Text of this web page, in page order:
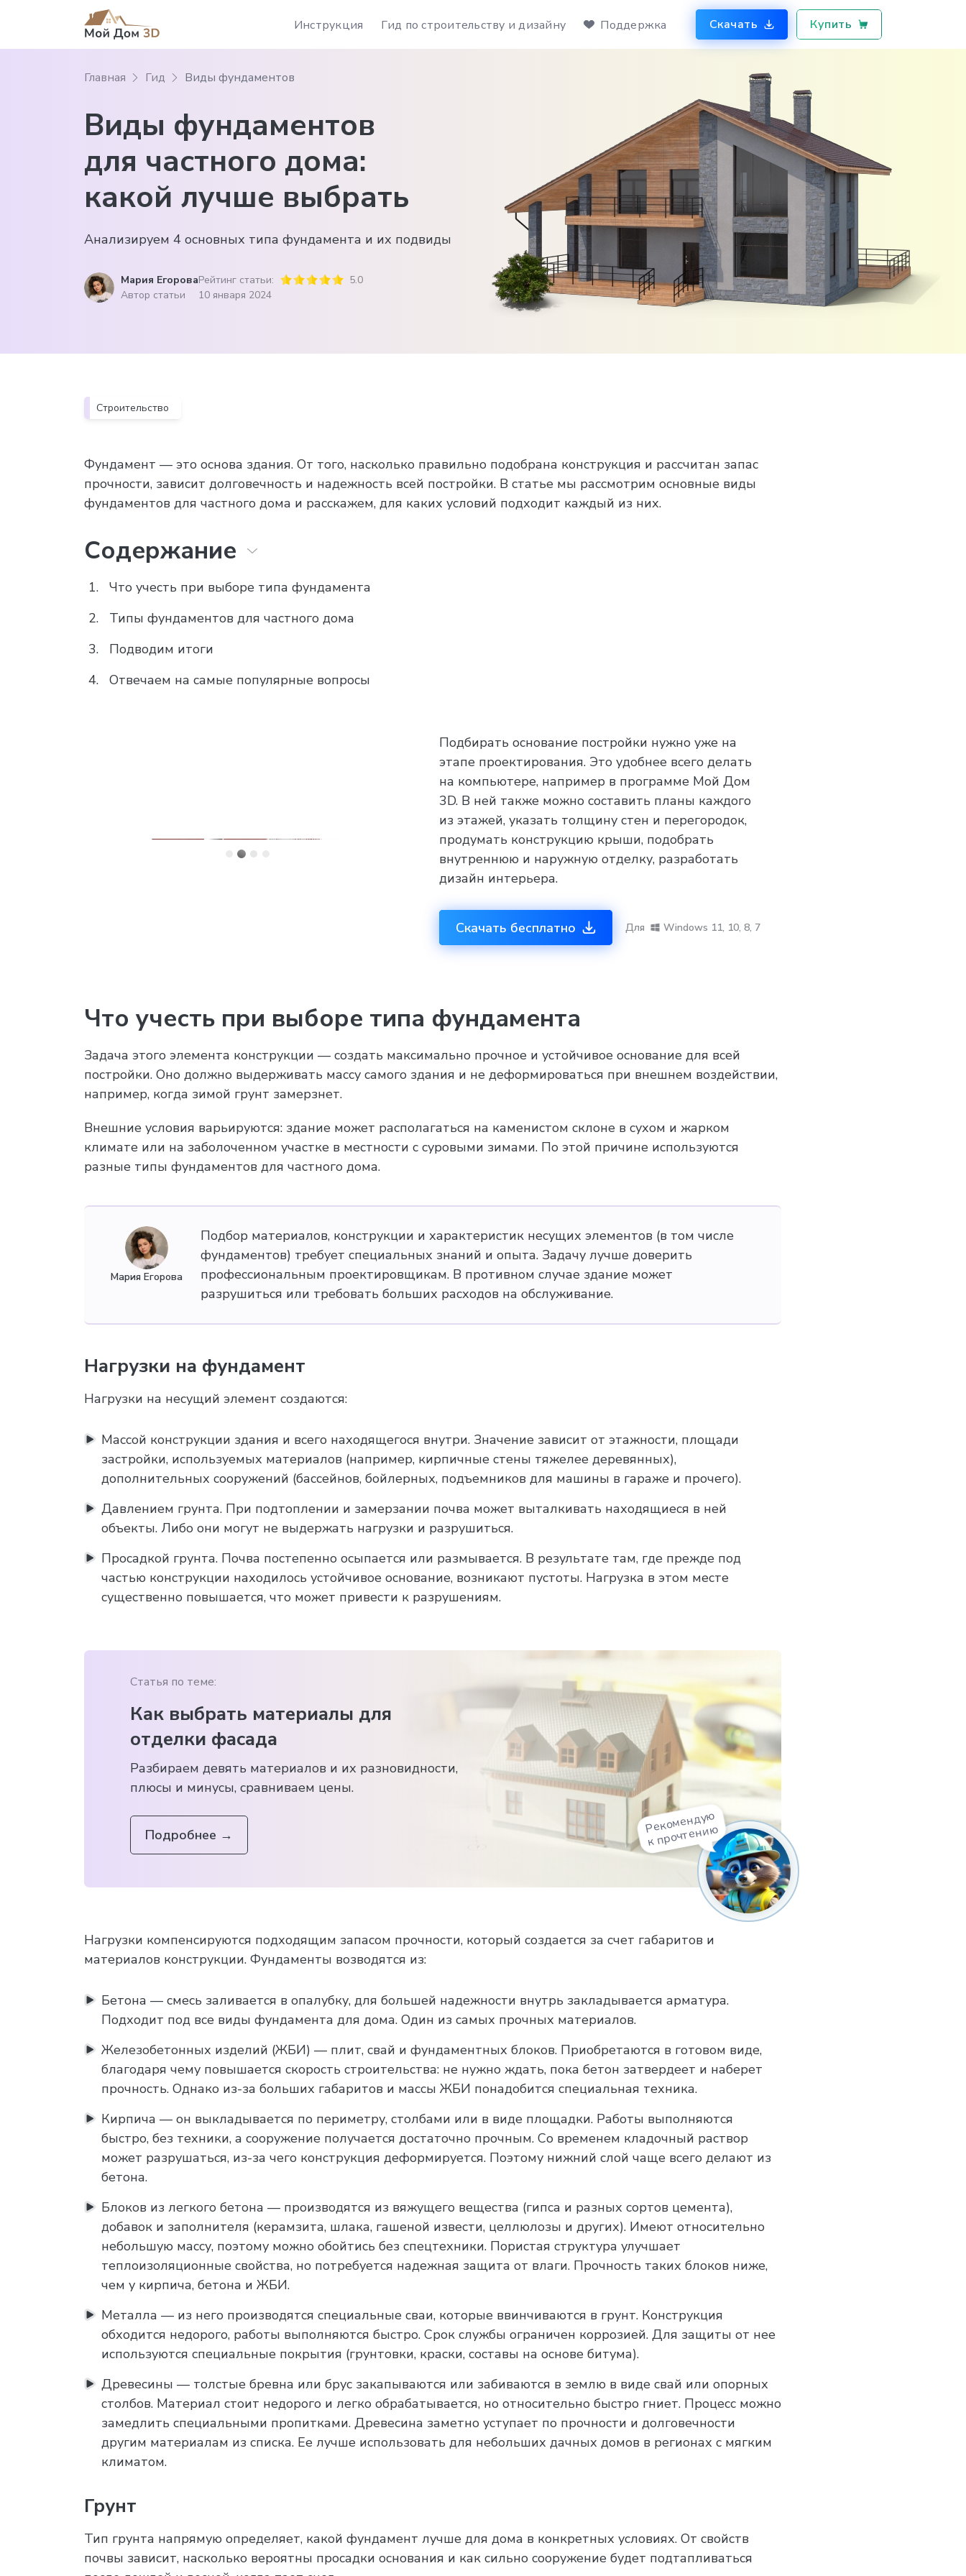
Инструкция Гид по строительству и дизайну Поддержка Скачать Купить
Главная Гид Виды фундаментов
Виды фундаментов
для частного дома:
какой лучше выбрать
Анализируем 4 основных типа фундамента и их подвиды
Мария Егорова
Автор статьи
Рейтинг статьи:
5.0
10 января 2024
Строительство
Фундамент — это основа здания. От того, насколько правильно подобрана конструкция и рассчитан запас
прочности, зависит долговечность и надежность всей постройки. В статье мы рассмотрим основные виды
фундаментов для частного дома и расскажем, для каких условий подходит каждый из них.
Содержание
Что учесть при выборе типа фундамента
Типы фундаментов для частного дома
Подводим итоги
Отвечаем на самые популярные вопросы
Подбирать основание постройки нужно уже на
этапе проектирования. Это удобнее всего делать
на компьютере, например в программе Мой Дом
3D. В ней также можно составить планы каждого
из этажей, указать толщину стен и перегородок,
продумать конструкцию крыши, подобрать
внутреннюю и наружную отделку, разработать
дизайн интерьера.
Скачать бесплатно Для Windows 11, 10, 8, 7
Что учесть при выборе типа фундамента
Задача этого элемента конструкции — создать максимально прочное и устойчивое основание для всей
постройки. Оно должно выдерживать массу самого здания и не деформироваться при внешнем воздействии,
например, когда зимой грунт замерзнет.
Внешние условия варьируются: здание может располагаться на каменистом склоне в сухом и жарком
климате или на заболоченном участке в местности с суровыми зимами. По этой причине используются
разные типы фундаментов для частного дома.
Мария Егорова
Подбор материалов, конструкции и характеристик несущих элементов (в том числе
фундаментов) требует специальных знаний и опыта. Задачу лучше доверить
профессиональным проектировщикам. В противном случае здание может
разрушиться или требовать больших расходов на обслуживание.
Нагрузки на фундамент
Нагрузки на несущий элемент создаются:
Массой конструкции здания и всего находящегося внутри. Значение зависит от этажности, площади
застройки, используемых материалов (например, кирпичные стены тяжелее деревянных),
дополнительных сооружений (бассейнов, бойлерных, подъемников для машины в гараже и прочего).
Давлением грунта. При подтоплении и замерзании почва может выталкивать находящиеся в ней
объекты. Либо они могут не выдержать нагрузки и разрушиться.
Просадкой грунта. Почва постепенно осыпается или размывается. В результате там, где прежде под
частью конструкции находилось устойчивое основание, возникают пустоты. Нагрузка в этом месте
существенно повышается, что может привести к разрушениям.
Статья по теме:
Как выбрать материалы для
отделки фасада
Разбираем девять материалов и их разновидности,
плюсы и минусы, сравниваем цены.
Подробнее → Рекомендую
к прочтению
Нагрузки компенсируются подходящим запасом прочности, который создается за счет габаритов и
материалов конструкции. Фундаменты возводятся из:
Бетона — смесь заливается в опалубку, для большей надежности внутрь закладывается арматура.
Подходит под все виды фундамента для дома. Один из самых прочных материалов.
Железобетонных изделий (ЖБИ) — плит, свай и фундаментных блоков. Приобретаются в готовом виде,
благодаря чему повышается скорость строительства: не нужно ждать, пока бетон затвердеет и наберет
прочность. Однако из-за больших габаритов и массы ЖБИ понадобится специальная техника.
Кирпича — он выкладывается по периметру, столбами или в виде площадки. Работы выполняются
быстро, без техники, а сооружение получается достаточно прочным. Со временем кладочный раствор
может разрушаться, из-за чего конструкция деформируется. Поэтому нижний слой чаще всего делают из
бетона.
Блоков из легкого бетона — производятся из вяжущего вещества (гипса и разных сортов цемента),
добавок и заполнителя (керамзита, шлака, гашеной извести, целлюлозы и других). Имеют относительно
небольшую массу, поэтому можно обойтись без спецтехники. Пористая структура улучшает
теплоизоляционные свойства, но потребуется надежная защита от влаги. Прочность таких блоков ниже,
чем у кирпича, бетона и ЖБИ.
Металла — из него производятся специальные сваи, которые ввинчиваются в грунт. Конструкция
обходится недорого, работы выполняются быстро. Срок службы ограничен коррозией. Для защиты от нее
используются специальные покрытия (грунтовки, краски, составы на основе битума).
Древесины — толстые бревна или брус закапываются или забиваются в землю в виде свай или опорных
столбов. Материал стоит недорого и легко обрабатывается, но относительно быстро гниет. Процесс можно
замедлить специальными пропитками. Древесина заметно уступает по прочности и долговечности
другим материалам из списка. Ее лучше использовать для небольших дачных домов в регионах с мягким
климатом.
Грунт
Тип грунта напрямую определяет, какой фундамент лучше для дома в конкретных условиях. От свойств
почвы зависит, насколько вероятны просадки основания и как сильно сооружение будет подтапливаться